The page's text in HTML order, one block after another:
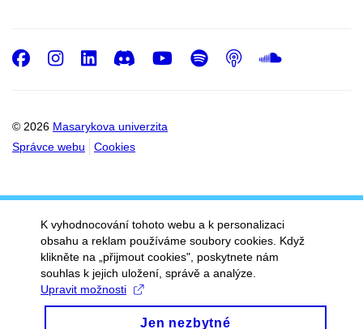
© 2026 Masarykova univerzita
Správce webu
Cookies
Facebook
Instagram
LinkedIn
DiscordYoutube
Spotify
Podcast
K vyhodnocování tohoto webu a k personalizaci
obsahu a reklam používáme soubory cookies. Když
klikněte na „přijmout cookies", poskytnete nám
souhlas k jejich uložení, správě a analýze.
Upravit možnosti
Jen nezbytné